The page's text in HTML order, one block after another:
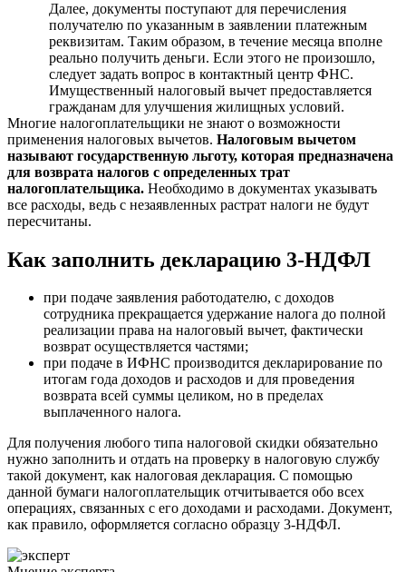
Далее, документы поступают для перечисления
получателю по указанным в заявлении платежным
реквизитам. Таким образом, в течение месяца вполне
реально получить деньги. Если этого не произошло,
следует задать вопрос в контактный центр ФНС.
Имущественный налоговый вычет предоставляется
гражданам для улучшения жилищных условий.
Многие налогоплательщики не знают о возможности
применения налоговых вычетов. Налоговым вычетом
называют государственную льготу, которая предназначена
для возврата налогов с определенных трат
налогоплательщика. Необходимо в документах указывать
все расходы, ведь с незаявленных растрат налоги не будут
пересчитаны.
Как заполнить декларацию 3-НДФЛ
при подаче заявления работодателю, с доходов
сотрудника прекращается удержание налога до полной
реализации права на налоговый вычет, фактически
возврат осуществляется частями;
при подаче в ИФНС производится декларирование по
итогам года доходов и расходов и для проведения
возврата всей суммы целиком, но в пределах
выплаченного налога.
Для получения любого типа налоговой скидки обязательно
нужно заполнить и отдать на проверку в налоговую службу
такой документ, как налоговая декларация. С помощью
данной бумаги налогоплательщик отчитывается обо всех
операциях, связанных с его доходами и расходами. Документ,
как правило, оформляется согласно образцу 3-НДФЛ.